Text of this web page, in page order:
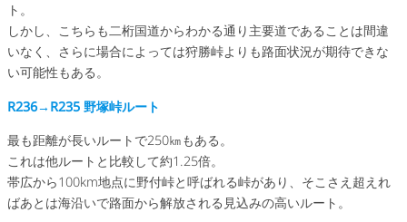
ト。
しかし、こちらも二桁国道からわかる通り主要道であることは間違
いなく、さらに場合によっては狩勝峠よりも路面状況が期待できな
い可能性もある。
R236→R235 野塚峠ルート
最も距離が長いルートで250㎞もある。
これは他ルートと比較して約1.25倍。
帯広から100km地点に野付峠と呼ばれる峠があり、そこさえ超えれ
ばあとは海沿いで路面から解放される見込みの高いルート。